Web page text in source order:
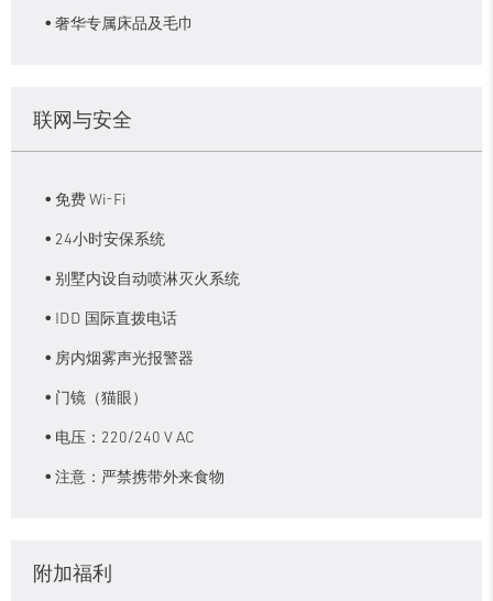
奢华专属床品及毛巾
联网与安全
免费 Wi-Fi
24小时安保系统
别墅内设自动喷淋灭火系统
IDD 国际直拨电话
房内烟雾声光报警器
门镜（猫眼）
电压：220/240 V AC
注意：严禁携带外来食物
附加福利